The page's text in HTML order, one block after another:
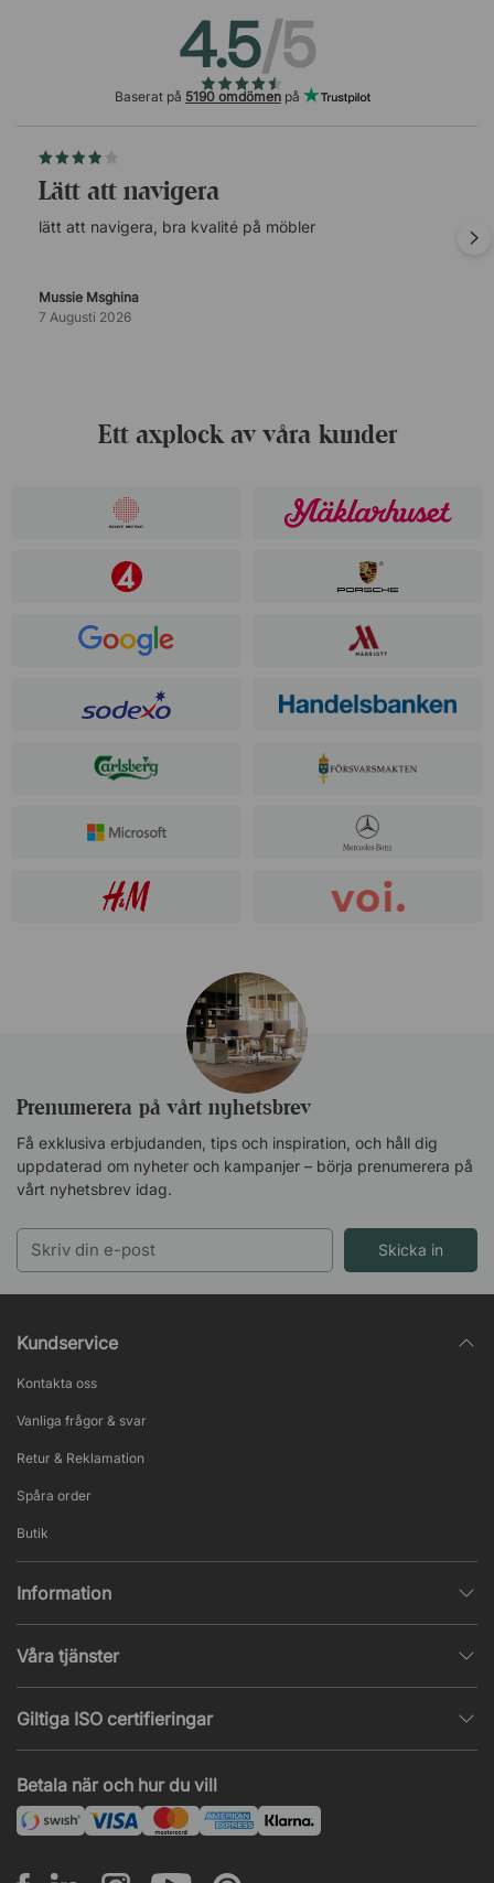
4.5/5
Baserat på 5190 omdömenpå
lätt att navigera
lätt att navigera, bra kvalité på möbler
Mussie Msghina
7 Augusti 2026
Ett axplock av våra kunder
Prenumerera på vårt nyhetsbrev
Få exklusiva erbjudanden, tips och inspiration, och håll dig
uppdaterad om nyheter och kampanjer – börja prenumerera på
vårt nyhetsbrev idag.
Skicka in
Kundservice
Kontakta oss
Vanliga frågor & svar
Retur & Reklamation
Spåra order
Butik
Information
Försäljningsvillkor
Populära sidor
Nyheter & artiklar
Våra tjänster
Tysta rum & telefonbås
Projekt & offert
Betala när och hur du vill
Giltiga ISO certifieringar
ISO 14001– Miljöledning
ISO 45001– Arbetsmiljöledning